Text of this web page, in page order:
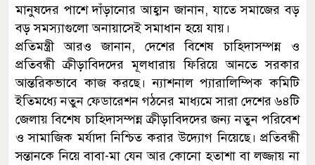
মানুষদের পাশে দাঁড়ানোর আহ্বান জানান, যাতে সমাজের বড়
বড় সমস্যাগুলো অনায়াসেই সমাধান হয়ে যায়।
প্রতিমন্ত্রী আরও জানান, দেশের বিশেষ চাহিদাসম্পন্ন ও
প্রতিবন্ধী ক্রীড়াবিদদের মূলধারায় ফিরিয়ে আনতে সরকার
আন্তরিকভাবে কাজ করছে। ন্যাশনাল প্যারালিম্পিক কমিটি
ইতিমধ্যে নতুন ফেডারেশন গঠনের মাধ্যমে সারা দেশের ৬৪টি
জেলায় বিশেষ চাহিদাসম্পন্ন ক্রীড়াবিদদের জন্য নতুন পরিবেশ
ও সামাজিক মর্যাদা নিশ্চিত করার উদ্যোগ নিয়েছে। প্রতিবন্ধী
সন্তানকে নিয়ে বাবা-মা যেন আর কোনো হতাশা বা লজ্জায় না